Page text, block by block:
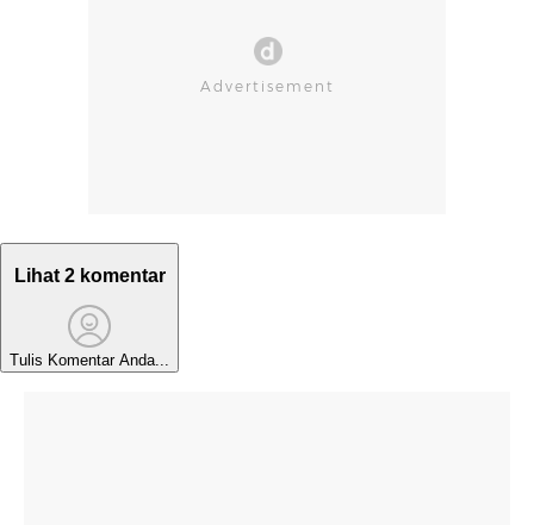
Lihat 2 komentar
Tulis Komentar Anda...